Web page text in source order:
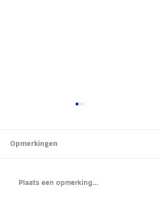
Kipsalon
Opmerkingen
Plaats een opmerking...